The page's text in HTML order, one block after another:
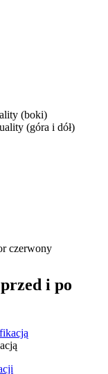
(boki)
(góra i dół)
czerwony
przed i po